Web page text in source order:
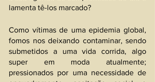
lamenta tê-los marcado?
Como vítimas de uma epidemia global,
fomos nos deixando contaminar, sendo
submetidos a uma vida corrida, algo
super em moda atualmente;
pressionados por uma necessidade de